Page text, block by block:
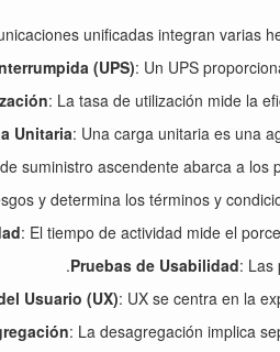
unificadas integran varias
(UPS): Un UPS
: La tasa de utilización mide la
Unitaria: Una carga unitaria es una
suministro ascendente abarca a los
y determina los términos y
: El tiempo de actividad mide el
Pruebas de Usabilidad: Las
Usuario (UX): UX se centra en la
: La desagregación implica